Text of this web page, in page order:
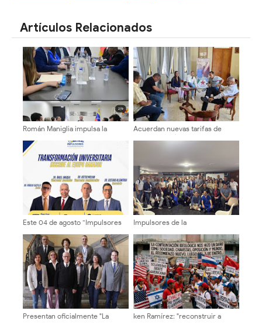
Artículos Relacionados
Román Maniglia impulsa la
mediante la nueva visión MODA
junto a gremios técnicos y
tributarios
Acuerdan nuevas tarifas de
transporte público a partir del 1°
de agosto, 200Bs Urbano, 230Bs
Este 04 de agosto “Impulsores
Universitaria” formalizará
inscripción del equipo rectoral
Impulsores de la
activan estructura electoral en
facultades y núcleos
Presentan oficialmente "La
ken Ramírez: "reconstruir a